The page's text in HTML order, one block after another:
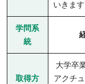
いきます
学問系
統
取得方
大学卒
アクチ